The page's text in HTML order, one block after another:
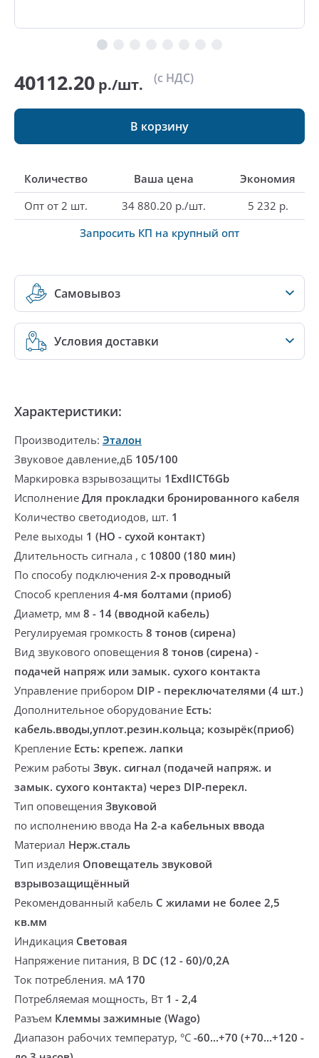
40112.20 р./шт. (с НДС)
В корзину
Количество Ваша цена
Экономия
Опт от 2 шт.
34 880.20 р./шт.
5 232 р.
Запросить КП на крупный опт
Самовывоз
Условия доставки
Характеристики:
Производитель: Эталон
Звуковое давление,дБ 105/100
Маркировка взрывозащиты 1ExdIICT6Gb
Исполнение Для прокладки бронированного кабеля
Количество светодиодов, шт. 1
Реле выходы 1 (НО - сухой контакт)
Длительность сигнала , с 10800 (180 мин)
По способу подключения 2-х проводный
Способ крепления 4-мя болтами (приоб)
Диаметр, мм 8 - 14 (вводной кабель)
Регулируемая громкость 8 тонов (сирена)
Вид звукового оповещения 8 тонов (сирена) -
подачей напряж или замык. сухого контакта
Управление прибором DIP - переключателями (4 шт.)
Дополнительное оборудование Есть:
кабель.вводы,уплот.резин.кольца; козырёк(приоб)
Крепление Есть: крепеж. лапки
Режим работы Звук. сигнал (подачей напряж. и
замык. сухого контакта) через DIP-перекл.
Тип оповещения Звуковой
по исполнению ввода На 2-а кабельных ввода
Материал Нерж.сталь
Тип изделия Оповещатель звуковой
взрывозащищённый
Рекомендованный кабель С жилами не более 2,5
кв.мм
Индикация Световая
Напряжение питания, В DC (12 - 60)/0,2A
Ток потребления. мА 170
Потребляемая мощность, Вт 1 - 2,4
Разъем Клеммы зажимные (Wago)
Диапазон рабочих температур, °С -60...+70 (+70...+120 -